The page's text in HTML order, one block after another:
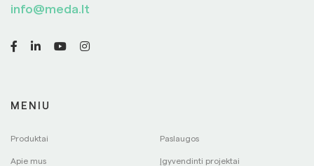
info@meda.lt
MENIU
Produktai Paslaugos
Apie mus Įgyvendinti projektai